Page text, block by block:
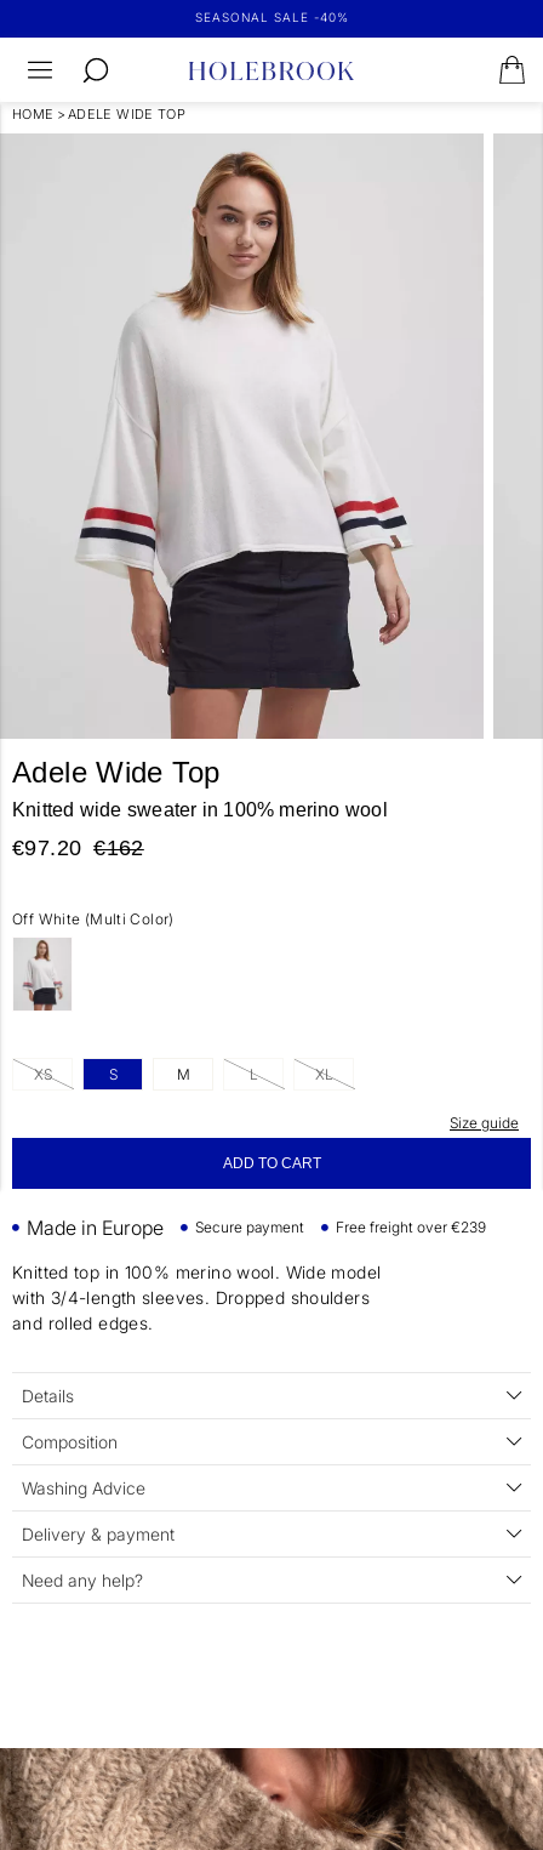
SEASONAL SALE -40%
HOME > ADELE WIDE TOP
Adele Wide Top
Knitted wide sweater in 100% merino wool
€97.20 €162
Off White (multi Color)
XS S M L XL
Size guide
ADD TO CART
Made in Europe Secure payment Free freight over €239
Knitted top in 100% merino wool. Wide model
with 3/4-length sleeves. Dropped shoulders
and rolled edges.
Details
Composition
Washing Advice
Delivery & payment
Need any help?